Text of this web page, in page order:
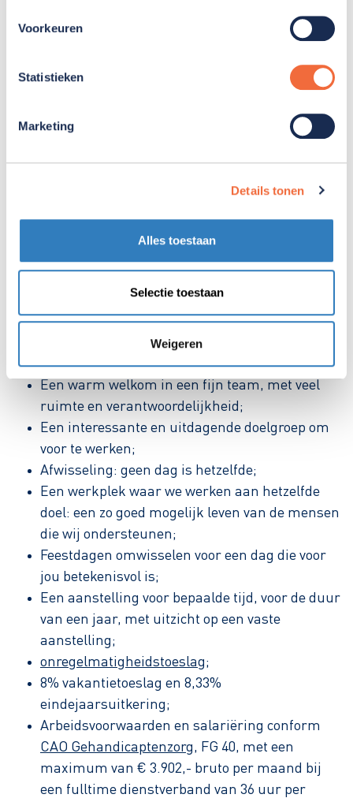
Voorkeuren
Statistieken
Marketing
Details tonen
Alles toestaan
Selectie toestaan
Weigeren
Je bent zelfstandig, stressbestendig en houdt
Je kunt medische handelingen uitvoeren of
verantwoordelijkheid te dragen.
wel dat deze functie goed bij je past? Dan gaan we
graag met je in gesprek.
wij?
Een warm welkom in een fijn team, met veel
ruimte en verantwoordelijkheid;
Een interessante en uitdagende doelgroep om
voor te werken;
Afwisseling: geen dag is hetzelfde;
Een werkplek waar we werken aan hetzelfde
doel: een zo goed mogelijk leven van de mensen
die wij ondersteunen;
Feestdagen omwisselen voor een dag die voor
jou betekenisvol is;
Een aanstelling voor bepaalde tijd, voor de duur
van een jaar, met uitzicht op een vaste
aanstelling;
onregelmatigheidstoeslag;
8% vakantietoeslag en 8,33%
eindejaarsuitkering;
Arbeidsvoorwaarden en salariëring conform
CAO Gehandicaptenzorg, FG 40, met een
maximum van € 3.902,- bruto per maand bij
een fulltime dienstverband van 36 uur per